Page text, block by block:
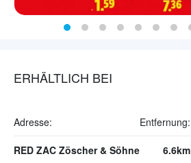
ERHÄLTLICH BEI
Adresse: Entfernung:
RED ZAC Zöscher & Söhne 6.6km